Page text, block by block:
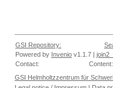
GSI Repository:
Powered by Invenio v1.1.7 |
Contact:
Content:
GSI Helmholtzzentrum für